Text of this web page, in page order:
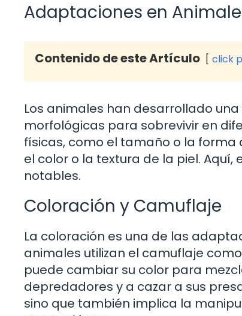
Adaptaciones en
Contenido de este Artículo click
Los animales han desarrollado
morfológicas para sobrevivir en
físicas, como el tamaño o la forma
el color o la textura de la piel.
notables.
Coloración y Camuflaje
La coloración es una de las
animales utilizan el camuflaje
puede cambiar su color para
depredadores y a cazar a sus
sino que también implica la